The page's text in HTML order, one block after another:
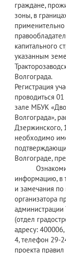
граждане,
зоны, в
капитального
указанным
Волгограда.
Регистрация
проводиться
зале МБУК
Волгограда»,
Дзержинского,
необходимо
Волгограде,
информацию, в
и замечания
организатора
администрации
(отдел
адресу:
4, телефон 29-
проекта